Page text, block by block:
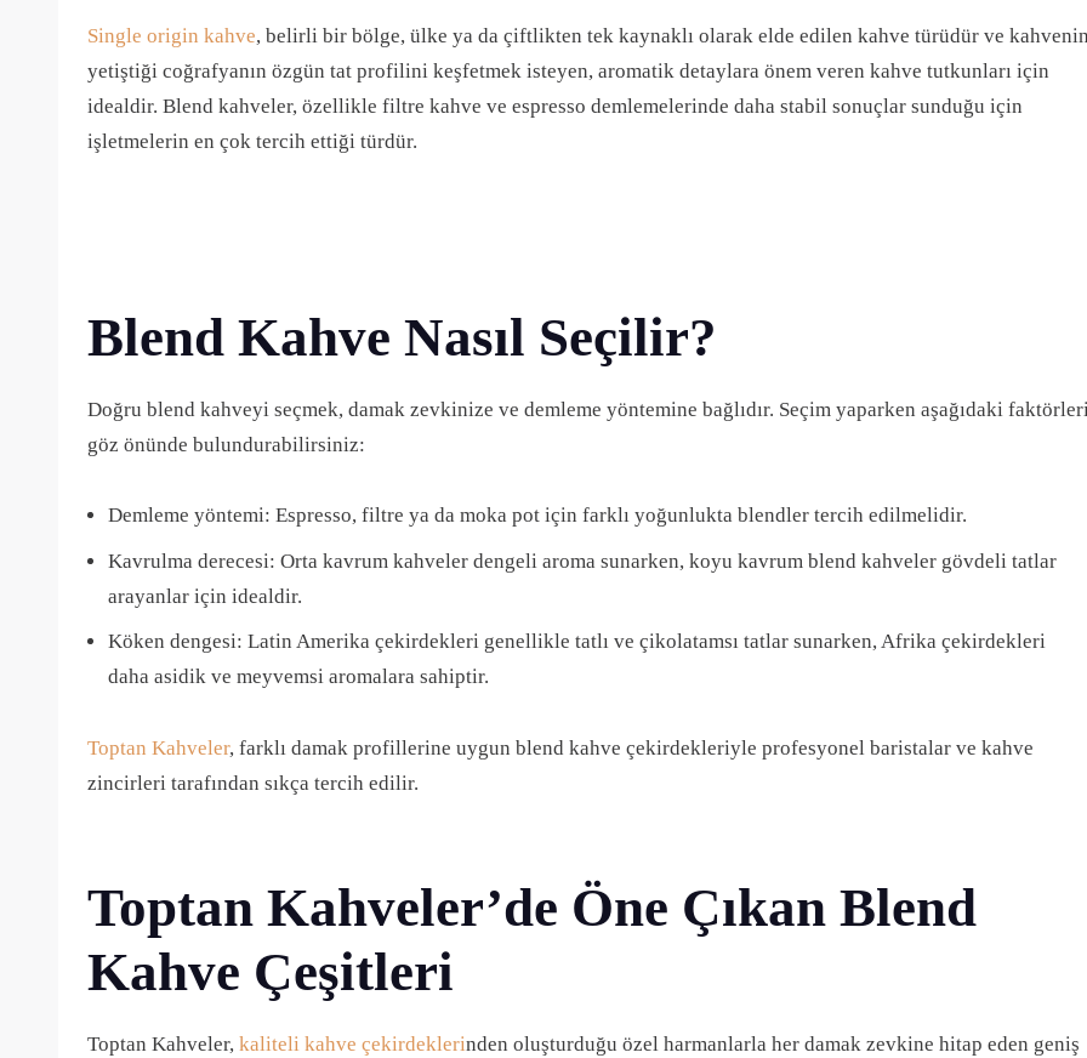
Single origin kahve, belirli bir bölge, ülke ya da çiftlikten tek kaynaklı olarak elde edilen kahve türüdür ve
yetiştiği coğrafyanın özgün tat profilini keşfetmek isteyen, aromatik detaylara önem veren kahve tutkunları için
idealdir. Blend kahveler, özellikle filtre kahve ve espresso demlemelerinde daha stabil sonuçlar sunduğu için
işletmelerin en çok tercih ettiği türdür.
Blend Kahve Nasıl Seçilir?
Doğru blend kahveyi seçmek, damak zevkinize ve demleme yöntemine bağlıdır. Seçim yaparken aşağıdaki
göz önünde bulundurabilirsiniz:
Demleme yöntemi: Espresso, filtre ya da moka pot için farklı yoğunlukta blendler tercih edilmelidir.
Kavrulma derecesi: Orta kavrum kahveler dengeli aroma sunarken, koyu kavrum blend kahveler gövdeli tatlar
arayanlar için idealdir.
Köken dengesi: Latin Amerika çekirdekleri genellikle tatlı ve çikolatamsı tatlar sunarken, Afrika çekirdekleri
daha asidik ve meyvemsi aromalara sahiptir.
Toptan Kahveler, farklı damak profillerine uygun blend kahve çekirdekleriyle profesyonel baristalar ve kahve
zincirleri tarafından sıkça tercih edilir.
Toptan Kahveler’de Öne Çıkan Blend
Kahve Çeşitleri
Toptan Kahveler, kaliteli kahve çekirdeklerinden oluşturduğu özel harmanlarla her damak zevkine hitap eden geniş